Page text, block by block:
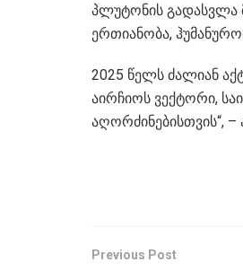
პლუტონის გადასვლა
ერთიანობა,
2025 წელს ძალიან
აირჩიოს ვექტორი,
აღორძინებისთვის“, –
Previous Post